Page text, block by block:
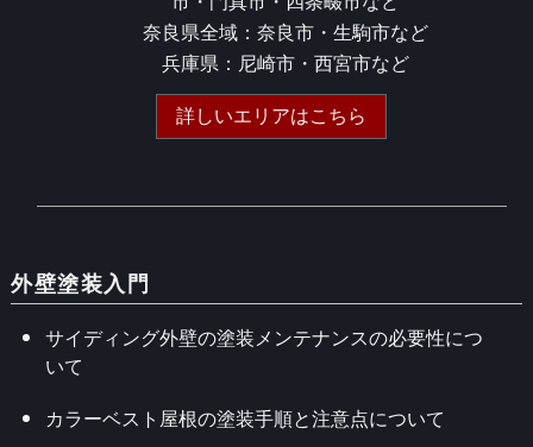
奈良県全域：奈良市・生駒市など
兵庫県：尼崎市・西宮市など
詳しいエリアはこちら
外壁塗装入門
サイディング外壁の塗装メンテナンスの必要性につ
いて
カラーベスト屋根の塗装手順と注意点について